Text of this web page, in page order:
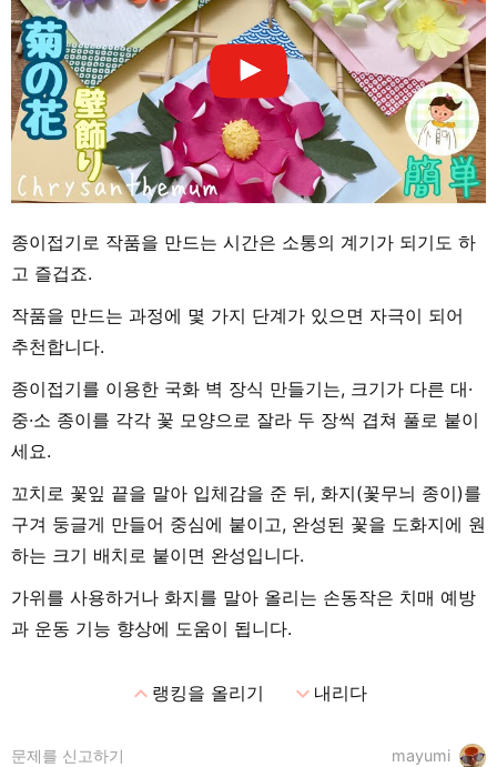
종이접기로 작품을 만드는 시간은 소통의 계기가 되기도 하
고 즐겁죠.
작품을 만드는 과정에 몇 가지 단계가 있으면 자극이 되어
추천합니다.
종이접기를 이용한 국화 벽 장식 만들기는, 크기가 다른 대·
중·소 종이를 각각 꽃 모양으로 잘라 두 장씩 겹쳐 풀로 붙이
세요.
꼬치로 꽃잎 끝을 말아 입체감을 준 뒤, 화지(꽃무늬 종이)를
구겨 둥글게 만들어 중심에 붙이고, 완성된 꽃을 도화지에 원
하는 크기 배치로 붙이면 완성입니다.
가위를 사용하거나 화지를 말아 올리는 손동작은 치매 예방
과 운동 기능 향상에 도움이 됩니다.
expand_less랭킹을 올리기 expand_more내리다
mayumi
문제를 신고하기